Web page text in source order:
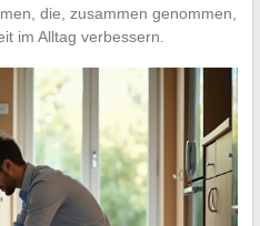
die, zusammen genommen,
im Alltag verbessern.